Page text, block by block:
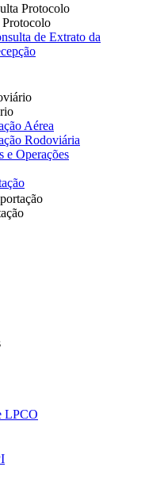
Protocolo
de Extrato da
Aérea
Rodoviária
e Operações
LPCO